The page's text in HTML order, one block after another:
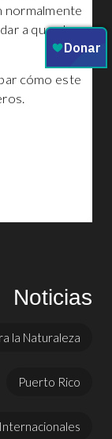
normalmente
a que el
cómo este
Noticias
la Naturaleza
Puerto Rico
Internacionales